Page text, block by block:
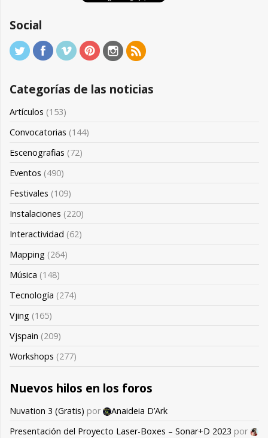
Social
Categorías de las noticias
Artículos (153)
Convocatorias (144)
Escenografias (72)
Eventos (490)
Festivales (109)
Instalaciones (220)
Interactividad (62)
Mapping (264)
Música (148)
Tecnología (274)
Vjing (165)
Vjspain (209)
Workshops (277)
Nuevos hilos en los foros
Nuvation 3 (Gratis) por
Anaideia D’Ark
Presentación del Proyecto Laser-Boxes – Sonar+D 2023 por